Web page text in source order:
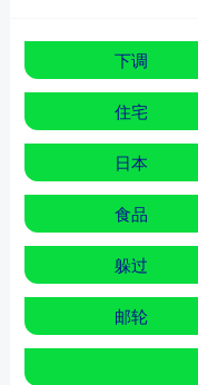
下调
住宅
日本
食品
躲过
邮轮